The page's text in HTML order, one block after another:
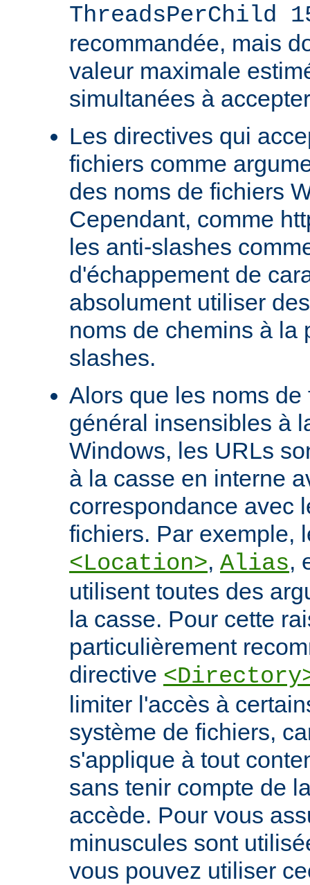
ThreadsPerChild
recommandée, mais
valeur maximale
simultanées à
Les directives qui
fichiers comme
des noms de fichiers
Cependant, comme
les anti-slashes
d'échappement de
absolument utiliser
noms de chemins à la
slashes.
Alors que les noms
général insensibles à
Windows, les URLs
à la casse en interne
correspondance avec
fichiers. Par exemple,
<Location>, Alias,
utilisent toutes des
la casse. Pour cette
particulièrement
directive
limiter l'accès à
système de fichiers,
s'applique à tout
sans tenir compte de
accède. Pour vous
minuscules sont
vous pouvez utiliser